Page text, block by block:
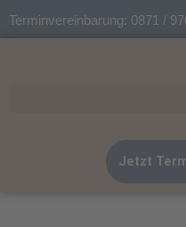
Inhalt
Terminvereinbarung: 0871 /
Jetzt